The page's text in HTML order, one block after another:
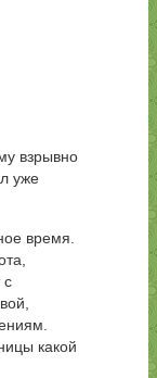
взрывно
уже
время.
с
какой